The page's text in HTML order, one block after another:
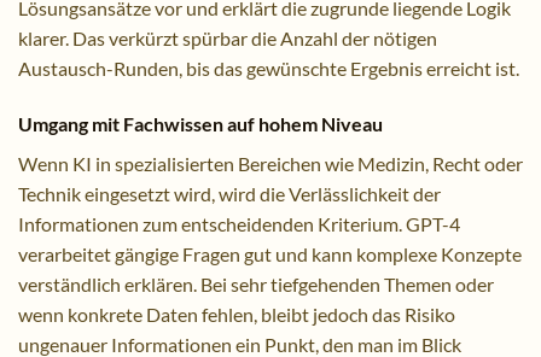
Lösungsansätze vor und erklärt die zugrunde liegende Logik
klarer. Das verkürzt spürbar die Anzahl der nötigen
Austausch-Runden, bis das gewünschte Ergebnis erreicht ist.
Umgang mit Fachwissen auf hohem Niveau
Wenn KI in spezialisierten Bereichen wie Medizin, Recht oder
Technik eingesetzt wird, wird die Verlässlichkeit der
Informationen zum entscheidenden Kriterium. GPT-4
verarbeitet gängige Fragen gut und kann komplexe Konzepte
verständlich erklären. Bei sehr tiefgehenden Themen oder
wenn konkrete Daten fehlen, bleibt jedoch das Risiko
ungenauer Informationen ein Punkt, den man im Blick